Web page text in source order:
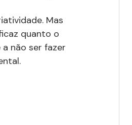
Mas
quanto o
não ser fazer